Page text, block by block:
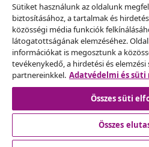
vidaXL
Fedezz fel többet
Sütiket használunk az oldalunk
biztosításához, a tartalmak és
közösségi média funkciók
látogatottságának elemzéséhez.
információkat is megosztunk a
tevékenykedő, a hirdetési és
partnereinkkel. Adatvédelmi és
Összes süti
Összes